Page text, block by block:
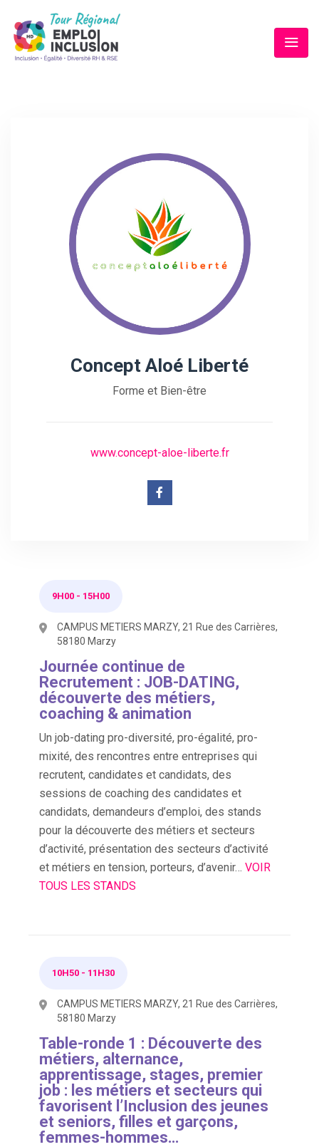
Concept Aloé Liberté
Forme et Bien-être
www.concept-aloe-liberte.fr
9H00 - 15H00
CAMPUS METIERS MARZY, 21 Rue des Carrières,
58180 Marzy
Journée continue de
Recrutement : JOB-DATING,
découverte des métiers,
coaching & animation
Un job-dating pro-diversité, pro-égalité, pro-
mixité, des rencontres entre entreprises qui
recrutent, candidates et candidats, des
sessions de coaching des candidates et
candidats, demandeurs d’emploi, des stands
pour la découverte des métiers et secteurs
d’activité, présentation des secteurs d’activité
et métiers en tension, porteurs, d’avenir… VOIR
TOUS LES STANDS
10H50 - 11H30
CAMPUS METIERS MARZY, 21 Rue des Carrières,
58180 Marzy
Table-ronde 1 : Découverte des
métiers, alternance,
apprentissage, stages, premier
job : les métiers et secteurs qui
favorisent l’Inclusion des jeunes
et seniors, filles et garçons,
femmes-hommes…